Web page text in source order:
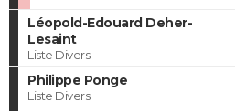
Léopold-Edouard Deher-
Lesaint
Liste Divers
Philippe Ponge
Liste Divers